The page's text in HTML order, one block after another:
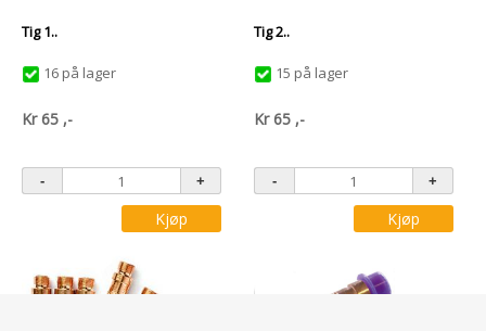
Tig 1..
16 på lager
Kr65 ,-
Kjøp
Tig 2..
15 på lager
Kr65 ,-
Kjøp